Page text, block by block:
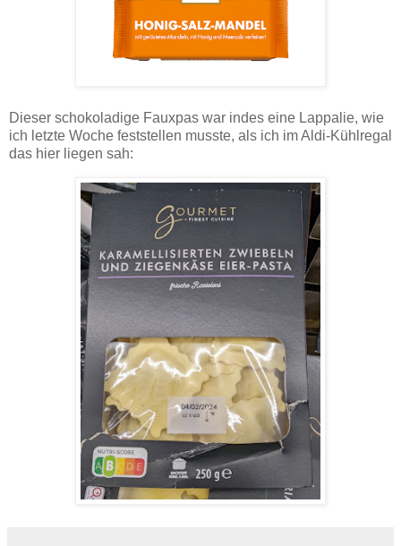
Dieser schokoladige Fauxpas war indes eine Lappalie, wie
ich letzte Woche feststellen musste, als ich im Aldi-Kühlregal
das hier liegen sah: